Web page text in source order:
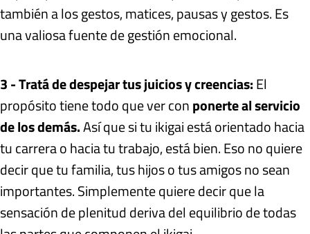
también a los gestos, matices, pausas y gestos. Es
una valiosa fuente de gestión emocional.
3 - Tratá de despejar tus juicios y creencias:El
propósito tiene todo que ver conponerte al servicio
de los demás.Así que si tu ikigai está orientado hacia
tu carrera o hacia tu trabajo, está bien. Eso no quiere
decir que tu familia, tus hijos o tus amigos no sean
importantes. Simplemente quiere decir que la
sensación de plenitud deriva del equilibrio de todas